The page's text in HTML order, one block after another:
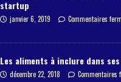
startup
janvier 6, 2019 Commentaires
Les aliments à inclure dans
décembre 22, 2018 Commentaires